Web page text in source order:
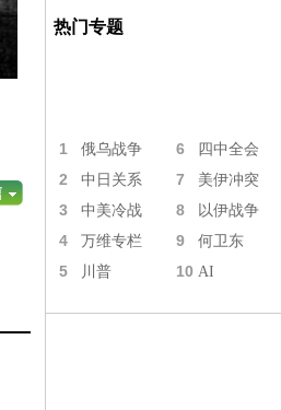
热门专题
1 俄乌战争 6 四中全会
2 中日关系 7 美伊冲突
3 中美冷战 8 以伊战争
4 万维专栏 9 何卫东
5 川普 10 AI